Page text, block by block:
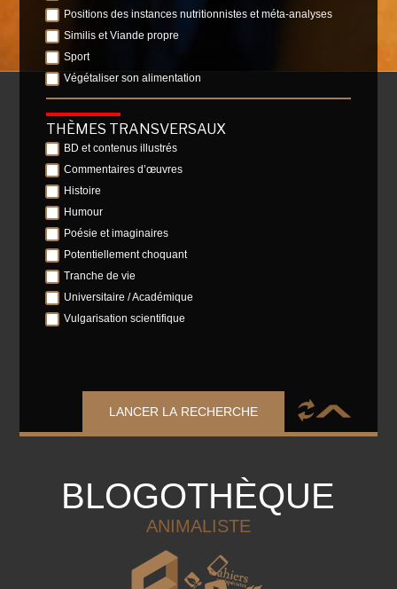
Positions des instances nutritionnistes et méta-analyses
Similis et Viande propre
Sport
Végétaliser son alimentation
THÈMES TRANSVERSAUX
BD et contenus illustrés
Commentaires d’œuvres
Histoire
Humour
Poésie et imaginaires
Potentiellement choquant
Tranche de vie
Universitaire / Académique
Vulgarisation scientifique
LANCER LA RECHERCHE
BLOGOTHÈQUE
ANIMALISTE